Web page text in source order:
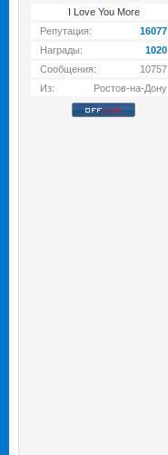
I Love You More
Репутация:
16077
Награды:
1020
Сообщения:
10757
Из:
Ростов-на-Дону